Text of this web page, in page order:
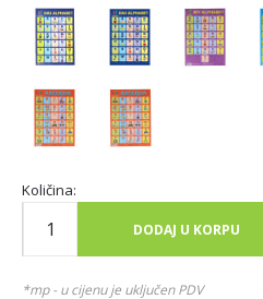
Količina:
DODAJ U KORPU
*mp - u cijenu je uključen PDV